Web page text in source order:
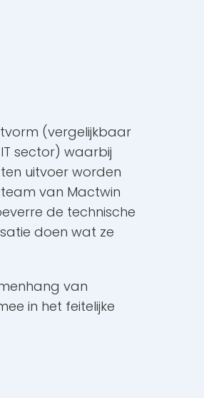
(vergelijkbaar
sector) waarbij
uitvoer worden
van Mactwin
de technische
doen wat ze
van
in het feitelijke